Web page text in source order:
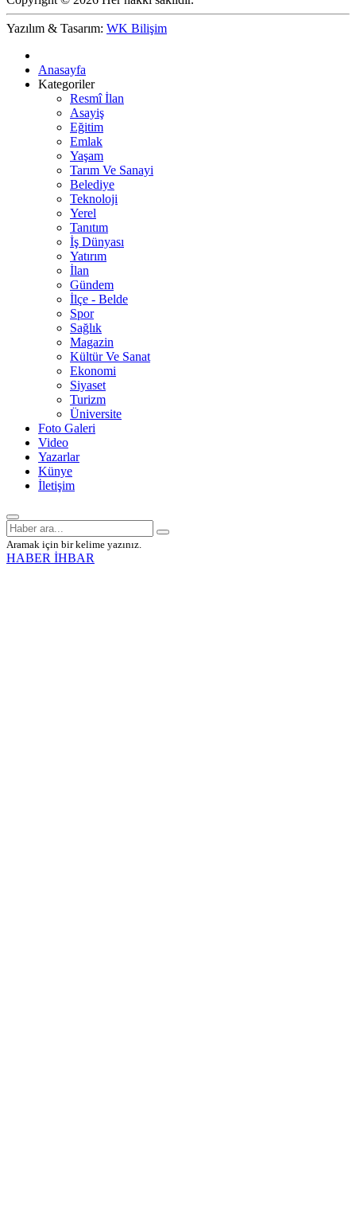
Yazılım & Tasarım: WK Bilişim
Anasayfa
Kategoriler
Resmî İlan
Asayiş
Eğitim
Emlak
Yaşam
Tarım Ve Sanayi
Belediye
Teknoloji
Yerel
Tanıtım
İş Dünyası
Yatırım
İlan
Gündem
İlçe - Belde
Spor
Sağlık
Magazin
Kültür Ve Sanat
Ekonomi
Siyaset
Turizm
Üniversite
Foto Galeri
Video
Yazarlar
Künye
İletişim
Aramak için bir kelime yazınız.
HABER İHBAR